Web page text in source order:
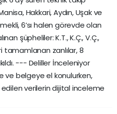
Hakkari, Aydın, Uşak ve
6’sı halen görevde olan
şüpheliler: K.T., K.Ç., V.Ç.,
tamamlanan zanlılar, 8
--- Deliller İnceleniyor
ve belgeye el konulurken,
verilerin dijital inceleme